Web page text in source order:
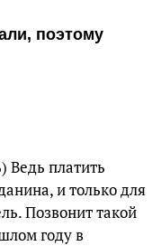
поэтому
Ведь платить
и только для
Позвонит такой
году в